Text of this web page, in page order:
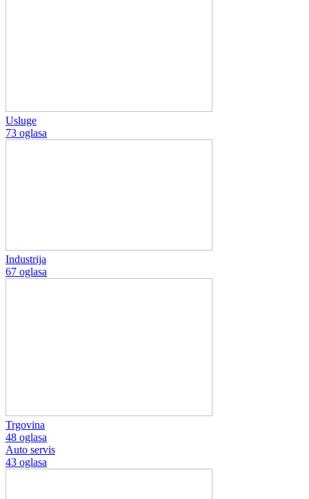
Usluge
73 oglasa
Industrija
67 oglasa
Trgovina
48 oglasa
Auto servis
43 oglasa